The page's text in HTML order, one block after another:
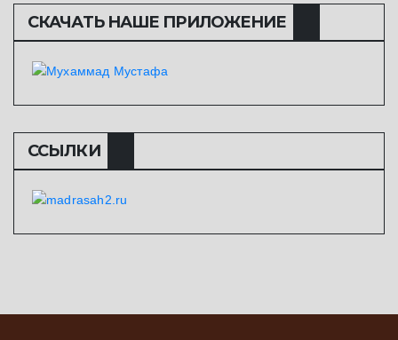
СКАЧАТЬ НАШЕ ПРИЛОЖЕНИЕ
ССЫЛКИ